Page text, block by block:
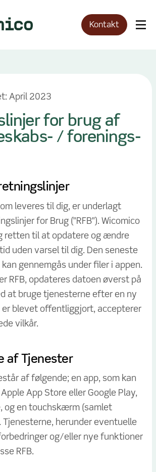
Kontakt
April 2023
for brug af
/ forenings-
leveres til dig, er underlagt
for Brug ("RFB"). Wicomico
retten til at opdatere og ændre
uden varsel til dig. Den seneste
kan gennemgås under filer i appen.
RFB, opdateres datoen øverst på
at bruge tjenesterne efter en ny
er blevet offentliggjort, accepterer
vilkår.
af Tjenester
af følgende; en app, som kan
App Store eller Google Play,
og en touchskærm (samlet
Tjenesterne, herunder eventuelle
og/eller nye funktioner
RFB.